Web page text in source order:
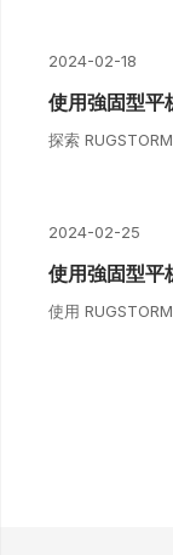
使用強固型平
探索
2024-02-18
使用強固型平
使用
2024-02-25